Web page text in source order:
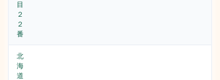
目
２
２
番
北
海
道